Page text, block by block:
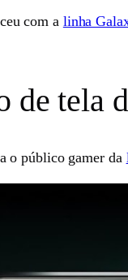
com a linha
de tela
o público gamer da